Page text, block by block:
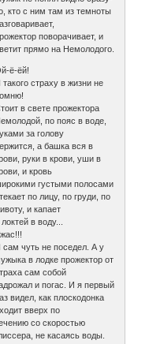
кто с ним там из темноты
поворачивает, и
прямо на Немолодого.
ё-ёй!
такого страху в жизни не
в свете прожектора
по пояс в воде,
за голову
а башка вся в
руки в крови, уши в
и кровь
густыми полосами
по лицу, по груди, по
и капает
в воду...
сам чуть не поседел. А у
в лодке прожектор от
сам собой
и погас. И я первый
видел, как плоскодонка
вверх по
со скоростью
не касаясь воды.